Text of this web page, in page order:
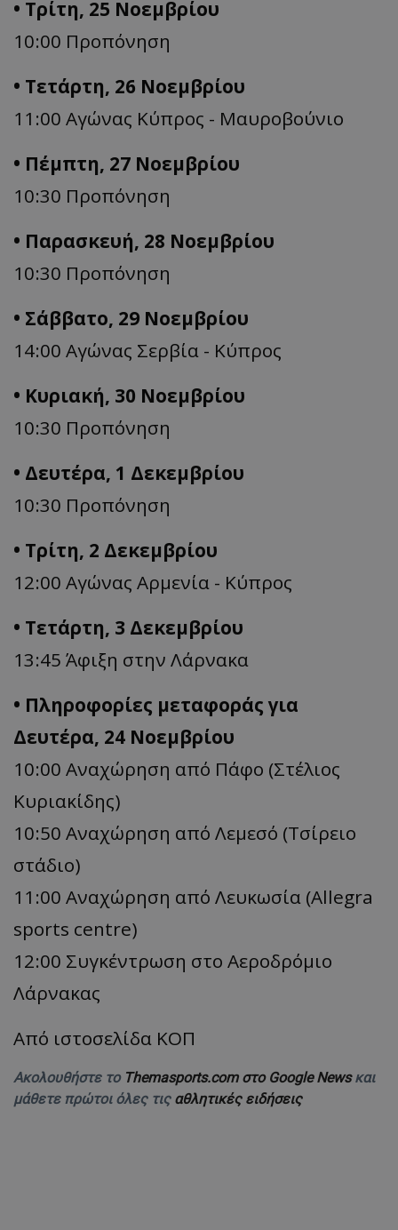
• Τρίτη, 25 Νοεμβρίου
10:00 Προπόνηση
• Τετάρτη, 26 Νοεμβρίου
11:00 Αγώνας Κύπρος - Μαυροβούνιο
• Πέμπτη, 27 Νοεμβρίου
10:30 Προπόνηση
• Παρασκευή, 28 Νοεμβρίου
10:30 Προπόνηση
• Σάββατο, 29 Νοεμβρίου
14:00 Αγώνας Σερβία - Κύπρος
• Κυριακή, 30 Νοεμβρίου
10:30 Προπόνηση
• Δευτέρα, 1 Δεκεμβρίου
10:30 Προπόνηση
• Τρίτη, 2 Δεκεμβρίου
12:00 Αγώνας Αρμενία - Κύπρος
• Τετάρτη, 3 Δεκεμβρίου
13:45 Άφιξη στην Λάρνακα
• Πληροφορίες μεταφοράς για
Δευτέρα, 24 Νοεμβρίου
10:00 Αναχώρηση από Πάφο (Στέλιος
Κυριακίδης)
10:50 Αναχώρηση από Λεμεσό (Τσίρειο
στάδιο)
11:00 Αναχώρηση από Λευκωσία (Allegra
sports centre)
12:00 Συγκέντρωση στο Αεροδρόμιο
Λάρνακας
Από ιστοσελίδα ΚΟΠ
Ακολουθήστε το Themasports.com στο Google Newsκαι
μάθετε πρώτοι όλες τις αθλητικές ειδήσεις